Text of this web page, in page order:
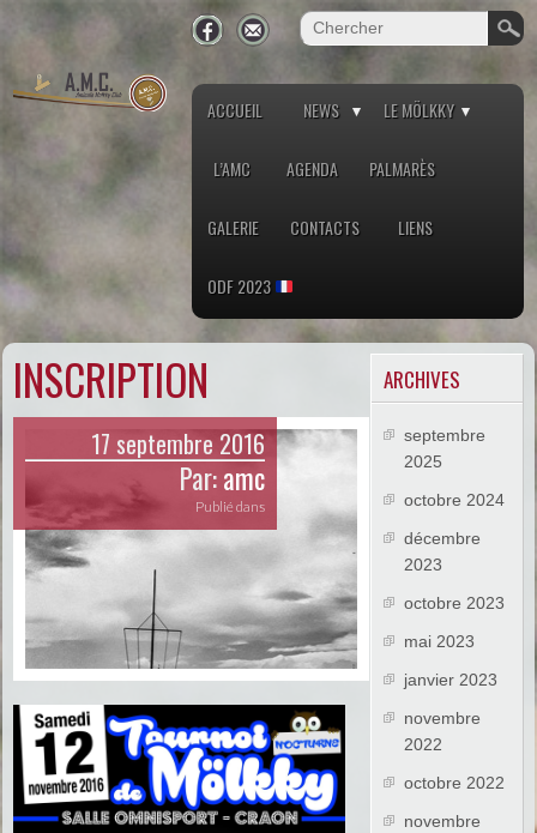
ACCUEIL NEWS LE MÖLKKY
L’AMC AGENDA PALMARÈS
GALERIE CONTACTS LIENS
ODF 2023
INSCRIPTION
17 septembre 2016
Par:amc
Publié dans
ARCHIVES
septembre
2025
octobre 2024
décembre
2023
octobre 2023
mai 2023
janvier 2023
novembre
2022
octobre 2022
novembre